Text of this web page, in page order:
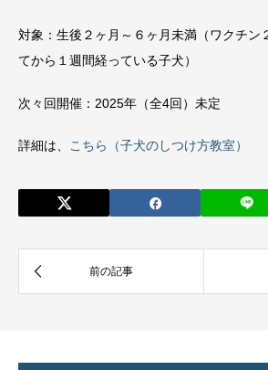
対象：生後２ヶ月～６ヶ月未満（ワクチン
てから１週間経っている子犬）
次々回開催：2025年（全4回）未定
詳細は、 こちら（子犬のしつけ方教室）